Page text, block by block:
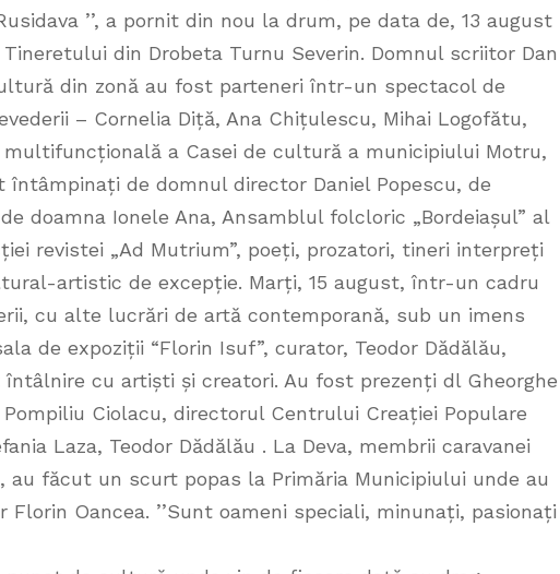
’’, a pornit din nou la drum, pe data de, 13 august
din Drobeta Turnu Severin. Domnul scriitor Dan
din zonă au fost parteneri într-un spectacol de
– Cornelia Diță, Ana Chițulescu, Mihai Logofătu,
multifuncțională a Casei de cultură a municipiului Motru,
de domnul director Daniel Popescu, de
doamna Ionele Ana, Ansamblul folcloric „Bordeiașul” al
revistei „Ad Mutrium”, poeți, prozatori, tineri interpreți
artistic de excepție. Marți, 15 august, într-un cadru
cu alte lucrări de artă contemporană, sub un imens
de expoziții “Florin Isuf”, curator, Teodor Dădălău,
întâlnire cu artiști și creatori. Au fost prezenți dl Gheorghe
Ciolacu, directorul Centrului Creației Populare
Laza, Teodor Dădălău . La Deva, membrii caravanei
au făcut un scurt popas la Primăria Municipiului unde au
Oancea. ’’Sunt oameni speciali, minunați, pasionați